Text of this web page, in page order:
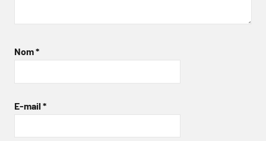
Nom*
E-mail *